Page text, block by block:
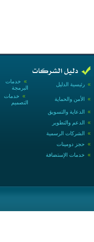
» خدمات
البرمجة
» رئيسية الدليل
» خدمات
التصميم
» الأمن والحماية
» الدعاية والتسويق
» الدعم والتطوير
» الشركات الرسمية
» حجز دومينات
» خدمات الإستضافة